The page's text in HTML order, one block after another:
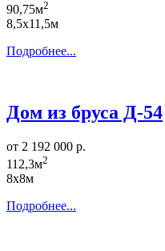
90,75м2
8,5х11,5м
Подробнее...
Дом из бруса Д-54
от 2 192 000 р.
112,3м2
8х8м
Подробнее...